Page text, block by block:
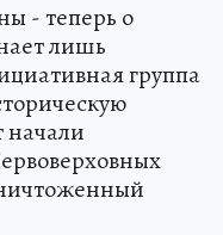
- теперь о
лишь
группа
начали